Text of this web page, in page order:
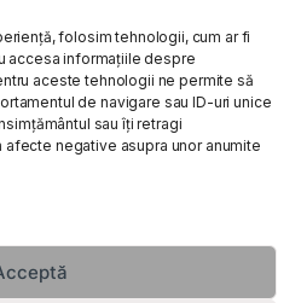
folosim tehnologii, cum ar fi
accesa informațiile despre
aceste tehnologii ne permite să
de navigare sau ID-uri unice
sau îți retragi
negative asupra unor anumite